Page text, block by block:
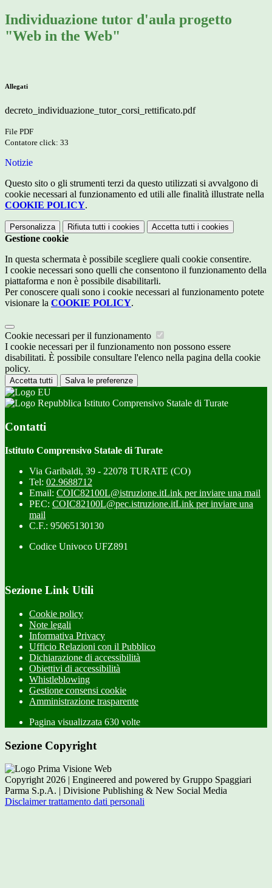
Individuazione tutor d'aula progetto
"Web in the Web"
Allegati
decreto_individuazione_tutor_corsi_rettificato.pdf
File PDF
Contatore click: 33
Notizie
Questo sito o gli strumenti terzi da questo utilizzati si avvalgono di
cookie necessari al funzionamento ed utili alle finalità illustrate nella
COOKIE POLICY.
Personalizza Rifiuta tutti i cookies Accetta tutti i cookies
Gestione cookie
In questa schermata è possibile scegliere quali cookie consentire.
I cookie necessari sono quelli che consentono il funzionamento della
piattaforma e non è possibile disabilitarli.
Per conoscere quali sono i cookie necessari al funzionamento potete
visionare la COOKIE POLICY.
Cookie necessari per il funzionamento
I cookie necessari per il funzionamento non possono essere
disabilitati. È possibile consultare l'elenco nella pagina della cookie
policy.
Accetta tutti Salva le preferenze
Istituto Comprensivo Statale di Turate
Contatti
Istituto Comprensivo Statale di Turate
Via Garibaldi, 39 - 22078 TURATE (CO)
Tel: 02.9688712
Email: COIC82100L@istruzione.itLink per inviare una mail
PEC: COIC82100L@pec.istruzione.itLink per inviare una
mail
C.F.: 95065130130
Codice Univoco UFZ891
Sezione Link Utili
Cookie policy
Note legali
Informativa Privacy
Ufficio Relazioni con il Pubblico
Dichiarazione di accessibilità
Obiettivi di accessibilità
Whistleblowing
Gestione consensi cookie
Amministrazione trasparente
Pagina visualizzata 630 volte
Sezione Copyright
Copyright 2026 | Engineered and powered by Gruppo Spaggiari
Parma S.p.A. | Divisione Publishing & New Social Media
Disclaimer trattamento dati personali